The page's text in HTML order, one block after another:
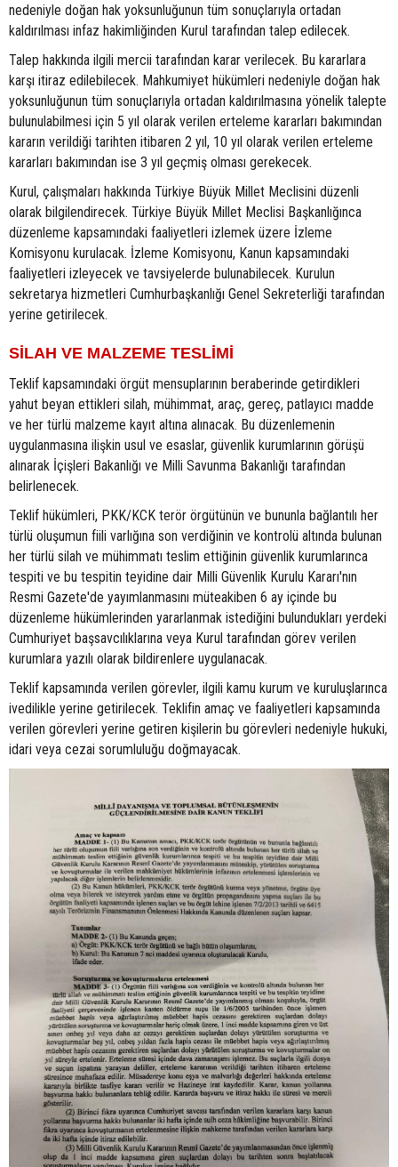
nedeniyle doğan hak yoksunluğunun tüm sonuçlarıyla ortadan
kaldırılması infaz hakimliğinden Kurul tarafından talep edilecek.
Talep hakkında ilgili mercii tarafından karar verilecek. Bu kararlara
karşı itiraz edilebilecek. Mahkumiyet hükümleri nedeniyle doğan hak
yoksunluğunun tüm sonuçlarıyla ortadan kaldırılmasına yönelik talepte
bulunulabilmesi için 5 yıl olarak verilen erteleme kararları bakımından
kararın verildiği tarihten itibaren 2 yıl, 10 yıl olarak verilen erteleme
kararları bakımından ise 3 yıl geçmiş olması gerekecek.
Kurul, çalışmaları hakkında Türkiye Büyük Millet Meclisini düzenli
olarak bilgilendirecek. Türkiye Büyük Millet Meclisi Başkanlığınca
düzenleme kapsamındaki faaliyetleri izlemek üzere İzleme
Komisyonu kurulacak. İzleme Komisyonu, Kanun kapsamındaki
faaliyetleri izleyecek ve tavsiyelerde bulunabilecek. Kurulun
sekretarya hizmetleri Cumhurbaşkanlığı Genel Sekreterliği tarafından
yerine getirilecek.
SİLAH VE MALZEME TESLİMİ
Teklif kapsamındaki örgüt mensuplarının beraberinde getirdikleri
yahut beyan ettikleri silah, mühimmat, araç, gereç, patlayıcı madde
ve her türlü malzeme kayıt altına alınacak. Bu düzenlemenin
uygulanmasına ilişkin usul ve esaslar, güvenlik kurumlarının görüşü
alınarak İçişleri Bakanlığı ve Milli Savunma Bakanlığı tarafından
belirlenecek.
Teklif hükümleri, PKK/KCK terör örgütünün ve bununla bağlantılı her
türlü oluşumun fiili varlığına son verdiğinin ve kontrolü altında bulunan
her türlü silah ve mühimmatı teslim ettiğinin güvenlik kurumlarınca
tespiti ve bu tespitin teyidine dair Milli Güvenlik Kurulu Kararı'nın
Resmi Gazete'de yayımlanmasını müteakiben 6 ay içinde bu
düzenleme hükümlerinden yararlanmak istediğini bulundukları yerdeki
Cumhuriyet başsavcılıklarına veya Kurul tarafından görev verilen
kurumlara yazılı olarak bildirenlere uygulanacak.
Teklif kapsamında verilen görevler, ilgili kamu kurum ve kuruluşlarınca
ivedilikle yerine getirilecek. Teklifin amaç ve faaliyetleri kapsamında
verilen görevleri yerine getiren kişilerin bu görevleri nedeniyle hukuki,
idari veya cezai sorumluluğu doğmayacak.